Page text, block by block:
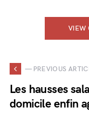
VIEW
— PREVIOUS
Les hausses
domicile enfin